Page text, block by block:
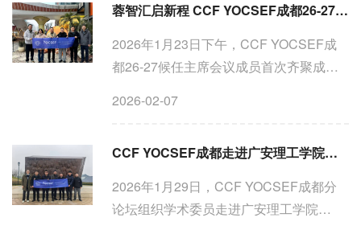
蓉智汇启新程 CCF YOCSEF成都26-27年度候任主席会议成员共谋发展
2026年1月23日下午，CCF YOCSEF成
都26-27候任主席会议成员首次齐聚成都
新年度工作规划、分工部署及创新方向研
凝聚共识。 ...
2026-02-07
CCF YOCSEF成都走进广安理工学院（筹），聚焦网络空间安全、低空技术与工程专业筹建
2026年1月29日，CCF YOCSEF成都分
论坛组织学术委员走进广安理工学院